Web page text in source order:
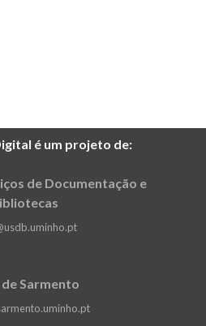
é um projeto de:
de Documentação e
de Sarmento